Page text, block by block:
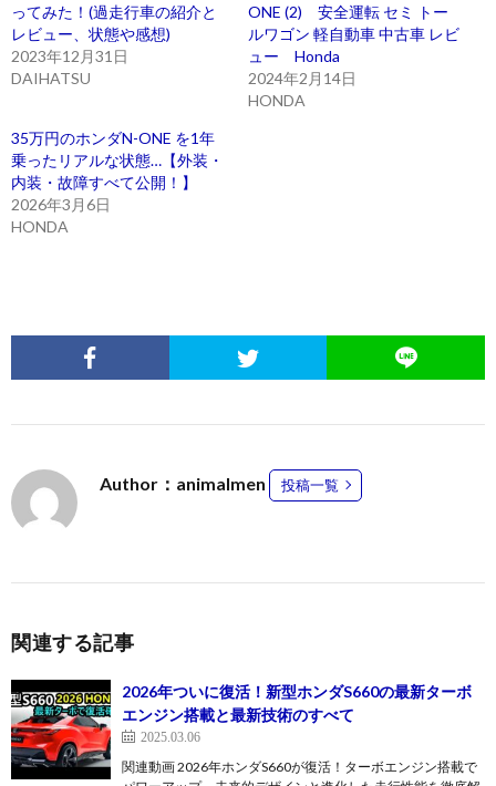
ってみた！(過走行車の紹介と
レビュー、状態や感想)
2023年12月31日
DAIHATSU
ONE (2) 安全運転 セミ トー
ルワゴン 軽自動車 中古車 レビ
ュー Honda
2024年2月14日
HONDA
35万円のホンダN-ONE を1年
乗ったリアルな状態…【外装・
内装・故障すべて公開！】
2026年3月6日
HONDA
Author：animalmen 投稿一覧
関連する記事
2026年ついに復活！新型ホンダS660の最新ターボ
エンジン搭載と最新技術のすべて
2025.03.06
関連動画 2026年ホンダS660が復活！ターボエンジン搭載で